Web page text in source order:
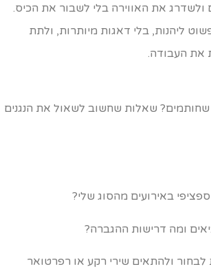
את האווירה בלי לשבור את הכיס.
ליהנות, בלי דאגות מיותרות, ולתת
את העבודה.
שאלות שחשוב לשאול את הנגנים
באירועים מהסוג שלי?
ומה דרישות ההגברה?
ולהתאים שירי רקע או רפרטואר